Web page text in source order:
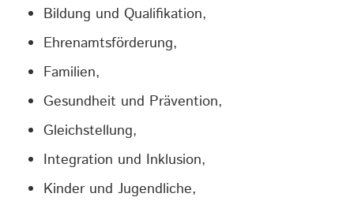
Bildung und Qualifikation,
Ehrenamtsförderung,
Familien,
Gesundheit und Prävention,
Gleichstellung,
Integration und Inklusion,
Kinder und Jugendliche,